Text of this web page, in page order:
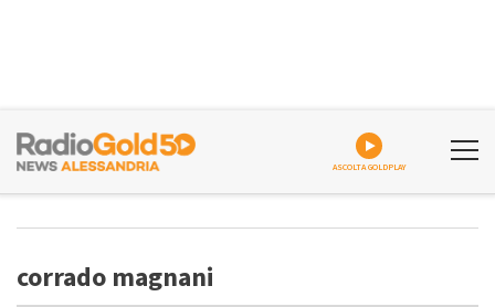
ASCOLTA GOLDPLAY
corrado magnani